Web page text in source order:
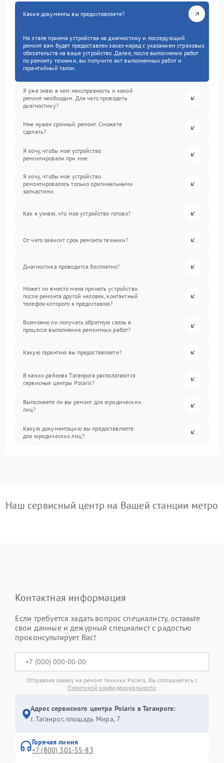
Какие документы вы предоставляете?
На этапе приема устройства на диагностику и последующий
ремонт вам будет предоставлен заказ-наряд с указанием страховых
обязательств на ваше устройство. Далее, после выполнения работ
по ремонту техники, вы получите акт выполненных работ и
гарантийный талон.
Я уже знаю в чем неисправность и какой
ремонт необходим. Для чего проводить
диагностику?
Мне нужен срочный ремонт. Сможете
сделать?
Я хочу, чтобы мое устройство
ремонтировали при мне.
Я хочу, чтобы мое устройство
ремонтировалось только оригинальными
запчастями.
Как я узнаю, что мое устройство готово?
От чего зависит срок ремонта техники?
Диагностика проводится бесплатно?
Может ли вместо меня принять устройство
после ремонта другой человек, контактный
телефон которого я предоставлю?
Возможно ли получать обратную связь в
процессе выполнения ремонтных работ?
Какую гарантию вы предоставляете?
В каких районах Таганрога располагаются
сервисные центры Polaris?
Выполняете ли вы ремонт для юридических
лиц?
Какую документацию вы предоставляете
для юридических лиц?
Наш сервисный центр на Вашей станции метро
Контактная информация
Если требуется задать вопрос специалисту, оставьте
свои данные и дежурный специалист с радостью
проконсультирует Вас!
Отправляя заявку на ремонт техники Polaris, Вы соглашаетесь с
Политикой конфиденциальности
Адрес сервисного центра Polaris в Таганроге:
г. Таганрог, площадь Мира, 7
Горячая линия
+7 (800) 301-55-83